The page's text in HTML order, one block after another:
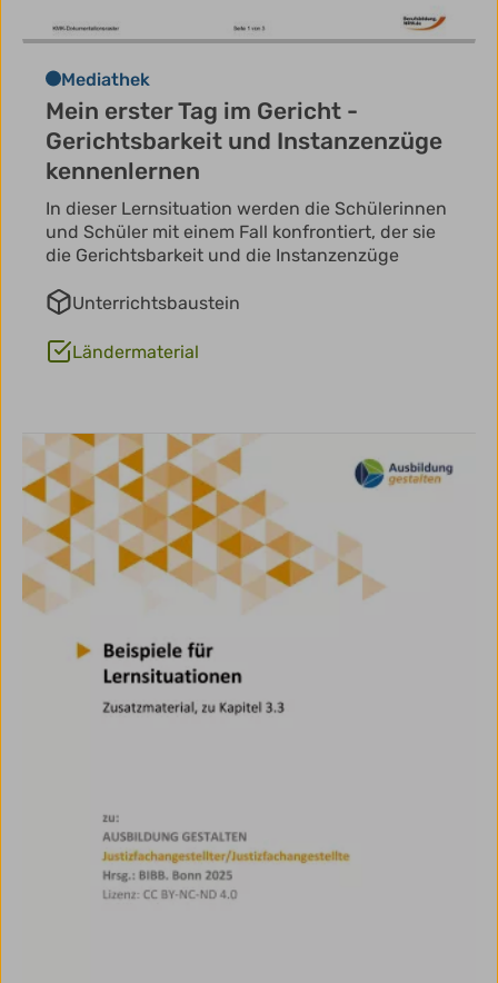
Mediathek
Mein erster Tag im Gericht -
Gerichtsbarkeit und Instanzenzüge
kennenlernen
In dieser Lernsituation werden die Schülerinnen
und Schüler mit einem Fall konfrontiert, der sie
die Gerichtsbarkeit und die Instanzenzüge
Unterrichtsbaustein
Ländermaterial